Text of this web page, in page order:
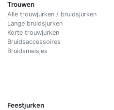
Trouwen
Alle trouwjurken / bruidsjurken
Lange bruidsjurken
Korte trouwjurken
Bruidsaccessoires
Bruidsmeisjes
Feestjurken